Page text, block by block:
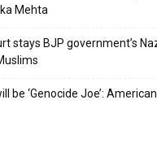
Mehta
stays BJP government’s
be ‘Genocide Joe’: